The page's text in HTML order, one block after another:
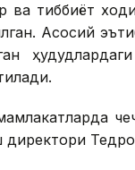
тиббиёт
Асосий